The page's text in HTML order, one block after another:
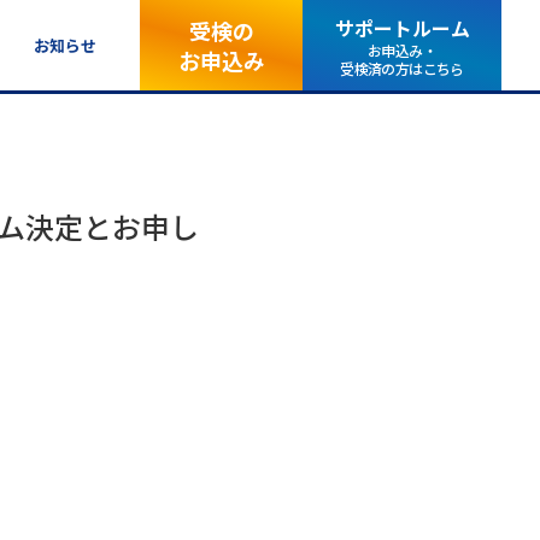
お知らせ
受検の
お申込み
サポートルーム
お申込み・
受検済の方はこちら
決定とお申し